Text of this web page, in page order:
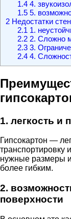
1.44.
1.55.
2 Недостатки
2.1 1.
2.22. Сложно
2.33.
2.44.
1. легкость и
Гипсокартон —
транспортировку
нужные размеры
более гибким.
2.
поверхности